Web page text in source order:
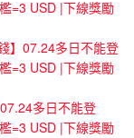
=3 USD |下線獎勵
】07.24多日不能登
=3 USD |下線獎勵
多日不能登
=3 USD |下線獎勵